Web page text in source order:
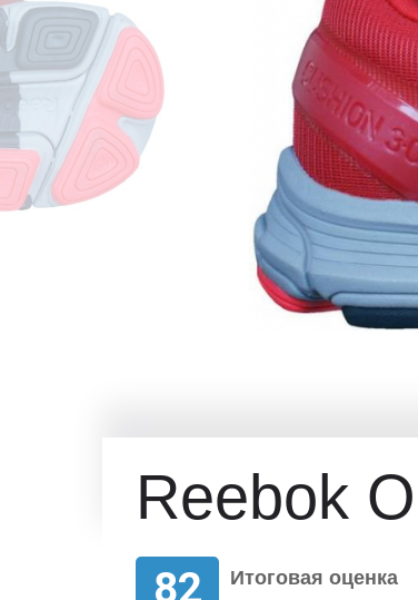
Reebok
82 Итоговая оценка